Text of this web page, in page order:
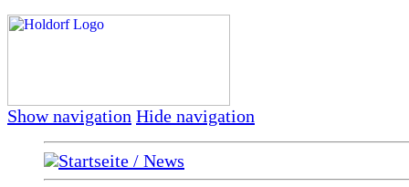
Show navigation Hide navigation
Startseite / News